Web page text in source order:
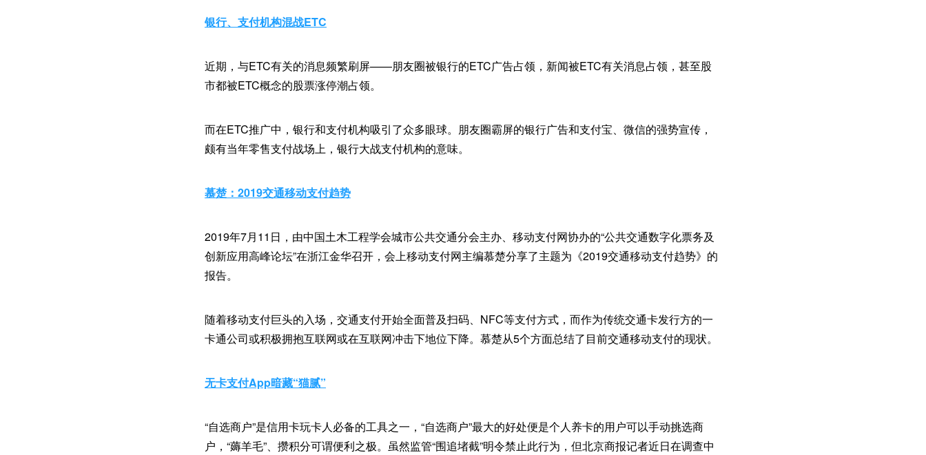
银行、支付机构混战ETC
近期，与ETC有关的消息频繁刷屏——朋友圈被银行的ETC广告占领，新闻被ETC有关消息占领，甚至股
市都被ETC概念的股票涨停潮占领。
而在ETC推广中，银行和支付机构吸引了众多眼球。朋友圈霸屏的银行广告和支付宝、微信的强势宣传，
颇有当年零售支付战场上，银行大战支付机构的意味。
慕楚：2019交通移动支付趋势
2019年7月11日，由中国土木工程学会城市公共交通分会主办、移动支付网协办的“公共交通数字化票务及
创新应用高峰论坛”在浙江金华召开，会上移动支付网主编慕楚分享了主题为《2019交通移动支付趋势》的
报告。
随着移动支付巨头的入场，交通支付开始全面普及扫码、NFC等支付方式，而作为传统交通卡发行方的一
卡通公司或积极拥抱互联网或在互联网冲击下地位下降。慕楚从5个方面总结了目前交通移动支付的现状。
无卡支付App暗藏“猫腻”
“自选商户”是信用卡玩卡人必备的工具之一，“自选商户”最大的好处便是个人养卡的用户可以手动挑选商
户，“薅羊毛”、攒积分可谓便利之极。虽然监管“围追堵截”明令禁止此行为，但北京商报记者近日在调查中